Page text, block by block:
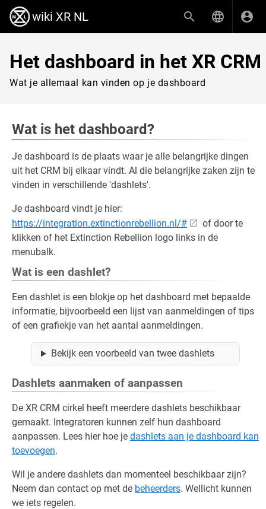
wiki XR NL
Het dashboard in het XR CRM
Wat je allemaal kan vinden op je dashboard
Wat is het dashboard?
Je dashboard is de plaats waar je alle belangrijke dingen
uit het CRM bij elkaar vindt. Al die belangrijke zaken zijn te
vinden in verschillende 'dashlets'.
Je dashboard vindt je hier:
https://integration.extinctionrebellion.nl/#
of door te
klikken of het Extinction Rebellion logo links in de
menubalk.
Wat is een dashlet?
Een dashlet is een blokje op het dashboard met bepaalde
informatie, bijvoorbeeld een lijst van aanmeldingen of tips
of een grafiekje van het aantal aanmeldingen.
Bekijk een voorbeeld van twee dashlets
Dashlets aanmaken of aanpassen
De XR CRM cirkel heeft meerdere dashlets beschikbaar
gemaakt. Integratoren kunnen zelf hun dashboard
aanpassen. Lees hier hoe je dashlets aan je dashboard kan
toevoegen.
Wil je andere dashlets dan momenteel beschikbaar zijn?
Neem dan contact op met de beheerders. Wellicht kunnen
we iets regelen.